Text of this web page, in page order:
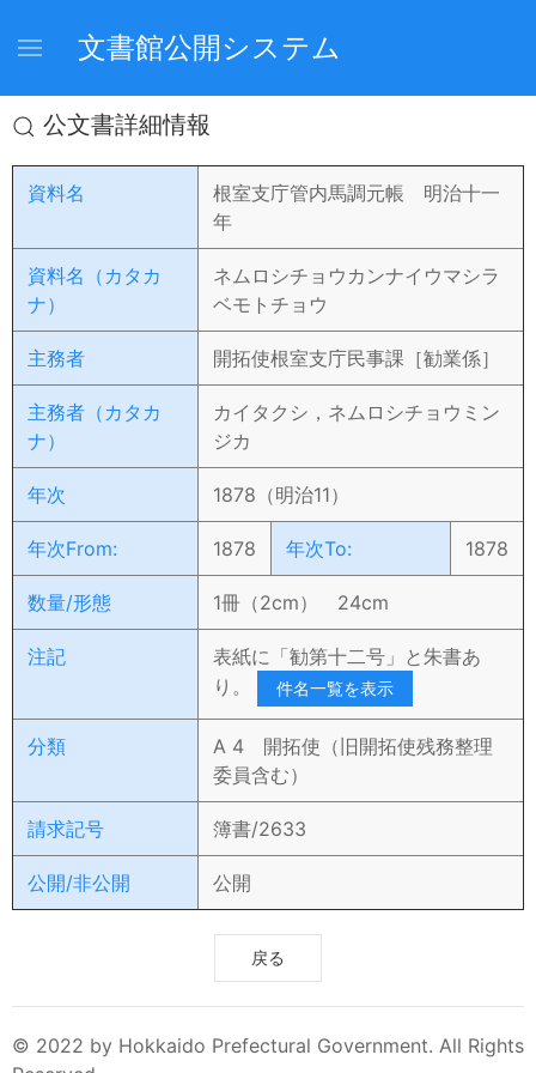
文書館公開システム
公文書詳細情報
資料名
根室支庁管内馬調元帳 明治十一
年
資料名（カタカ
ナ）
ネムロシチョウカンナイウマシラ
ベモトチョウ
主務者 開拓使根室支庁民事課［勧業係］
主務者（カタカ
ナ）
カイタクシ，ネムロシチョウミン
ジカ
年次 1878（明治11）
年次From: 1878 年次To: 1878
数量/形態 1冊（2cm） 24cm
注記
表紙に「勧第十二号」と朱書あ
り。
件名一覧を表示
分類
A 4 開拓使（旧開拓使残務整理
委員含む）
請求記号 簿書/2633
公開/非公開 公開
戻る
© 2022 by Hokkaido Prefectural Government. All Rights